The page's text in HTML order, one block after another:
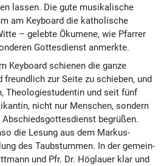
lassen. Die gute musi­kalische
am Keyboard die katho­lische
– gelebte Ökumene, wie Pfarrer
Gottes­dienst anmerkte.
Keyboard schienen die ganze
freundlich zur Seite zu schieben, und
Theologiestudentin und seit fünf
nicht nur Menschen, sondern
begrüßen.
die Lesung aus dem Markus-
des Taub­stummen. In der gemein­
und Pfr. Dr. Höglauer klar und